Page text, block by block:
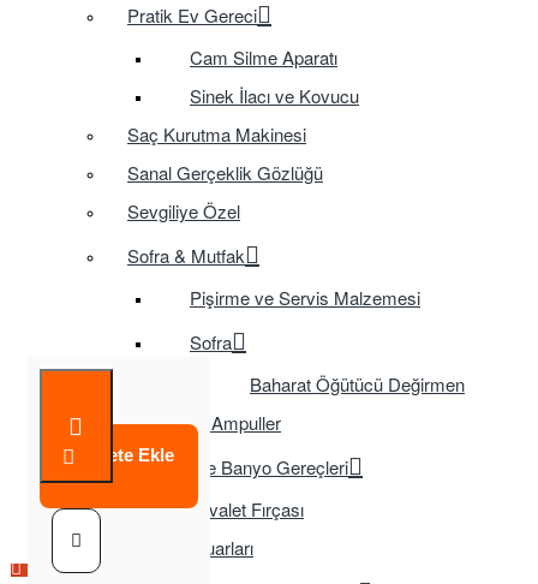
Pratik Ev Gereci
Cam Silme Aparatı
Sinek İlacı ve Kovucu
Saç Kurutma Makinesi
Sanal Gerçeklik Gözlüğü
Sevgiliye Özel
Sofra & Mutfak
Pişirme ve Servis Malzemesi
Sofra
Baharat Öğütücü Değirmen
Tasarruflu Ampuller
Temizlik ve Banyo Gereçleri
Tuvalet Fırçası
TV Aksesuarları
Sepete Ekle
Çok Satılan Ürün